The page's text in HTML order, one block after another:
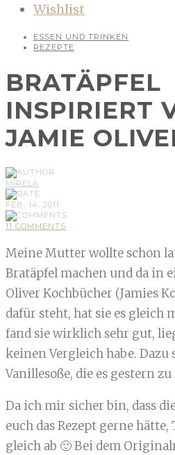
Wishlist
ESSEN UND TRINKEN
REZEPTE
BRATÄPFEL
INSPIRIERT
JAMIE
MIRELA
FEB, 14, 2011
11 COMMENTS
Meine Mutter wollte schon
Bratäpfel machen und da in
Oliver Kochbücher (Jamies
dafür steht, hat sie es gleich
fand sie wirklich sehr gut,
keinen Vergleich habe.
Vanillesoße, die es gestern
Da ich mir sicher bin, dass
euch das Rezept gerne
gleich ab 🙂 Bei dem